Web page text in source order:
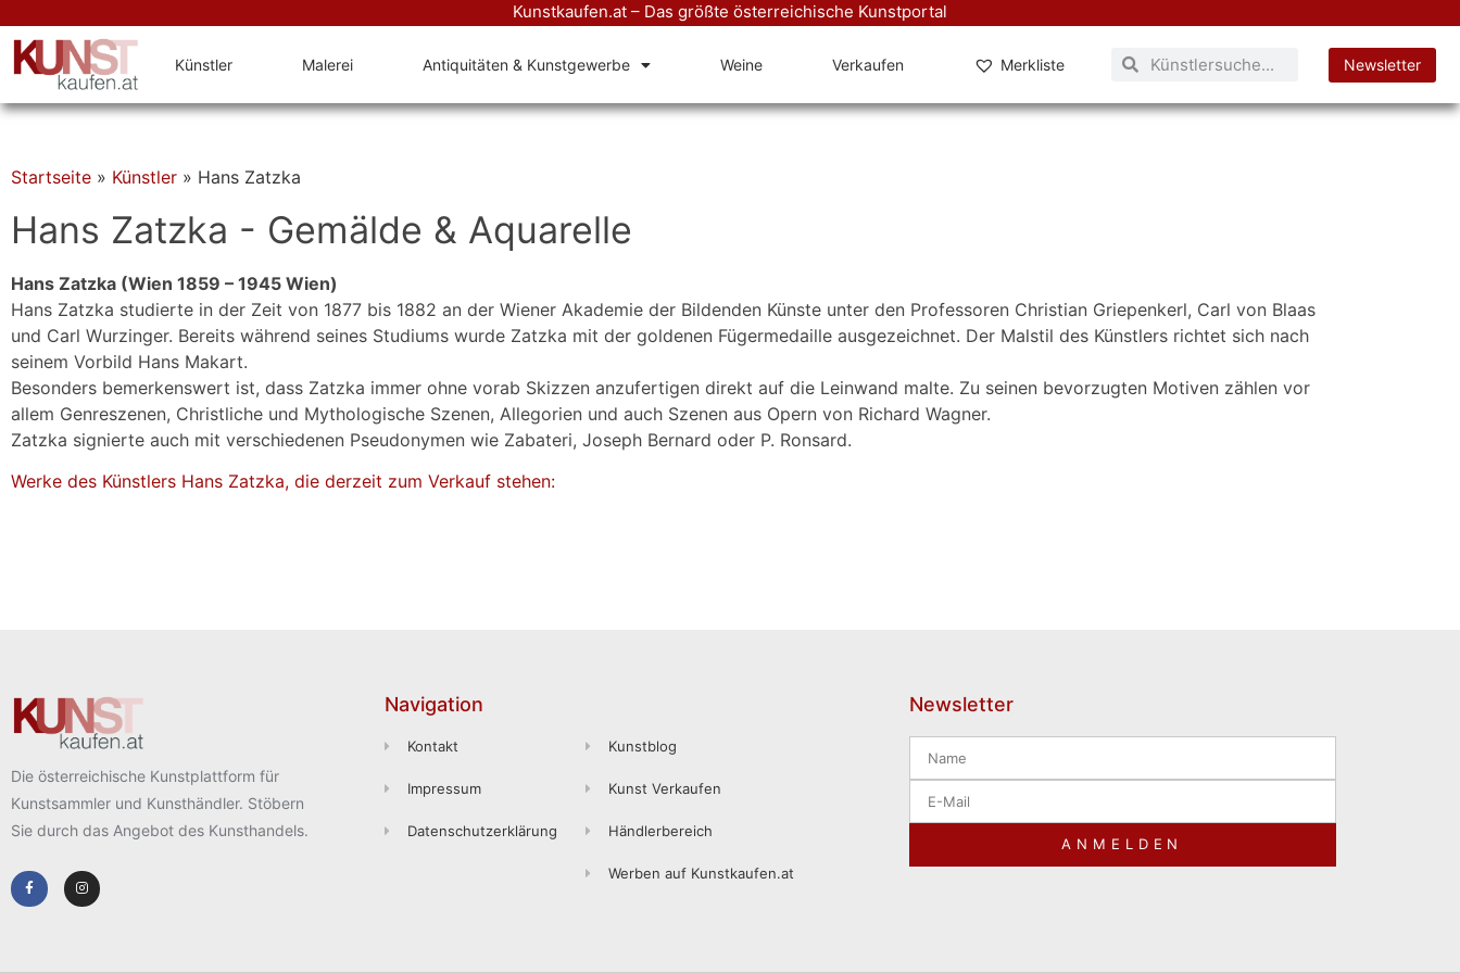
Kunstkaufen.at – Das größte österreichische Kunstportal
Künstler Malerei Antiquitäten & Kunstgewerbe Weine Verkaufen Merkliste Newsletter
Startseite » Künstler » Hans Zatzka
Hans Zatzka - Gemälde & Aquarelle
Hans Zatzka (Wien 1859 – 1945 Wien)
Hans Zatzka studierte in der Zeit von 1877 bis 1882 an der Wiener Akademie der Bildenden Künste unter den Professoren Christian Griepenkerl, Carl von Blaas
und Carl Wurzinger. Bereits während seines Studiums wurde Zatzka mit der goldenen Fügermedaille ausgezeichnet. Der Malstil des Künstlers richtet sich nach
seinem Vorbild Hans Makart.
Besonders bemerkenswert ist, dass Zatzka immer ohne vorab Skizzen anzufertigen direkt auf die Leinwand malte. Zu seinen bevorzugten Motiven zählen vor
allem Genreszenen, Christliche und Mythologische Szenen, Allegorien und auch Szenen aus Opern von Richard Wagner.
Zatzka signierte auch mit verschiedenen Pseudonymen wie Zabateri, Joseph Bernard oder P. Ronsard.
Werke des Künstlers Hans Zatzka, die derzeit zum Verkauf stehen:
Die österreichische Kunstplattform für
Kunstsammler und Kunsthändler. Stöbern
Sie durch das Angebot des Kunsthandels.
Navigation
Kontakt
Impressum
Datenschutzerklärung
Kunstblog
Kunst Verkaufen
Händlerbereich
Werben auf Kunstkaufen.at
Newsletter
ANMELDEN